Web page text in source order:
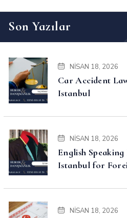
Son Yazılar
NISAN 18, 2026
Car Accident
Istanbul
NISAN 18, 2026
English
Istanbul for
Disputes
NISAN 18, 2026